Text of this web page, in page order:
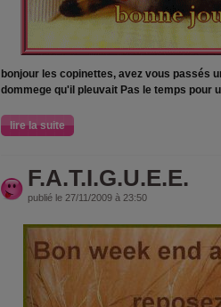
bonjour les copinettes, avez vous passés
dommege qu'il pleuvait Pas le temps pour
lire la suite
F.A.T.I.G.U.E.E.
publié le 27/11/2009 à 23:50